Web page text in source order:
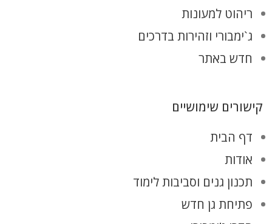
ריהוט למעונות
ג`ימבורי וזהירות בדרכים
חדש באתר
קישורים שימושיים
דף הבית
אודות
תכנון גנים וסביבות לימוד
פתיחת גן חדש